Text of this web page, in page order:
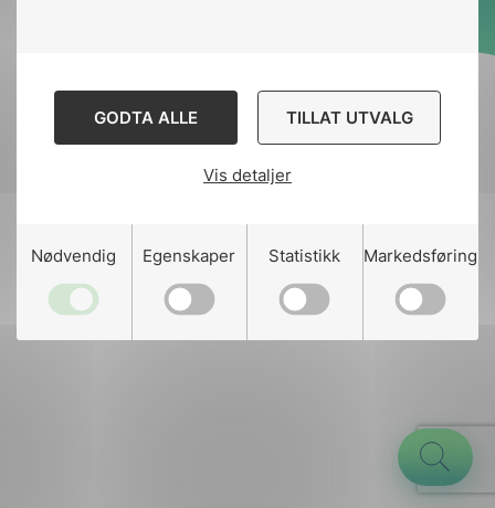
GODTA ALLE TILLAT UTVALG
Vis detaljer
Nødvendig Egenskaper Statistikk Markedsføring